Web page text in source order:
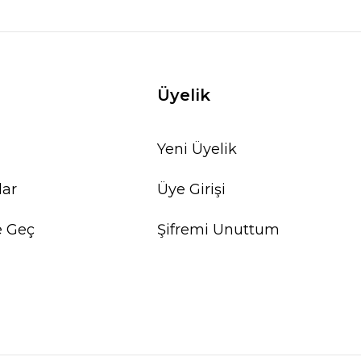
Geç
Üyelik
Yeni Üyelik
Üye Girişi
Şifremi Unuttum